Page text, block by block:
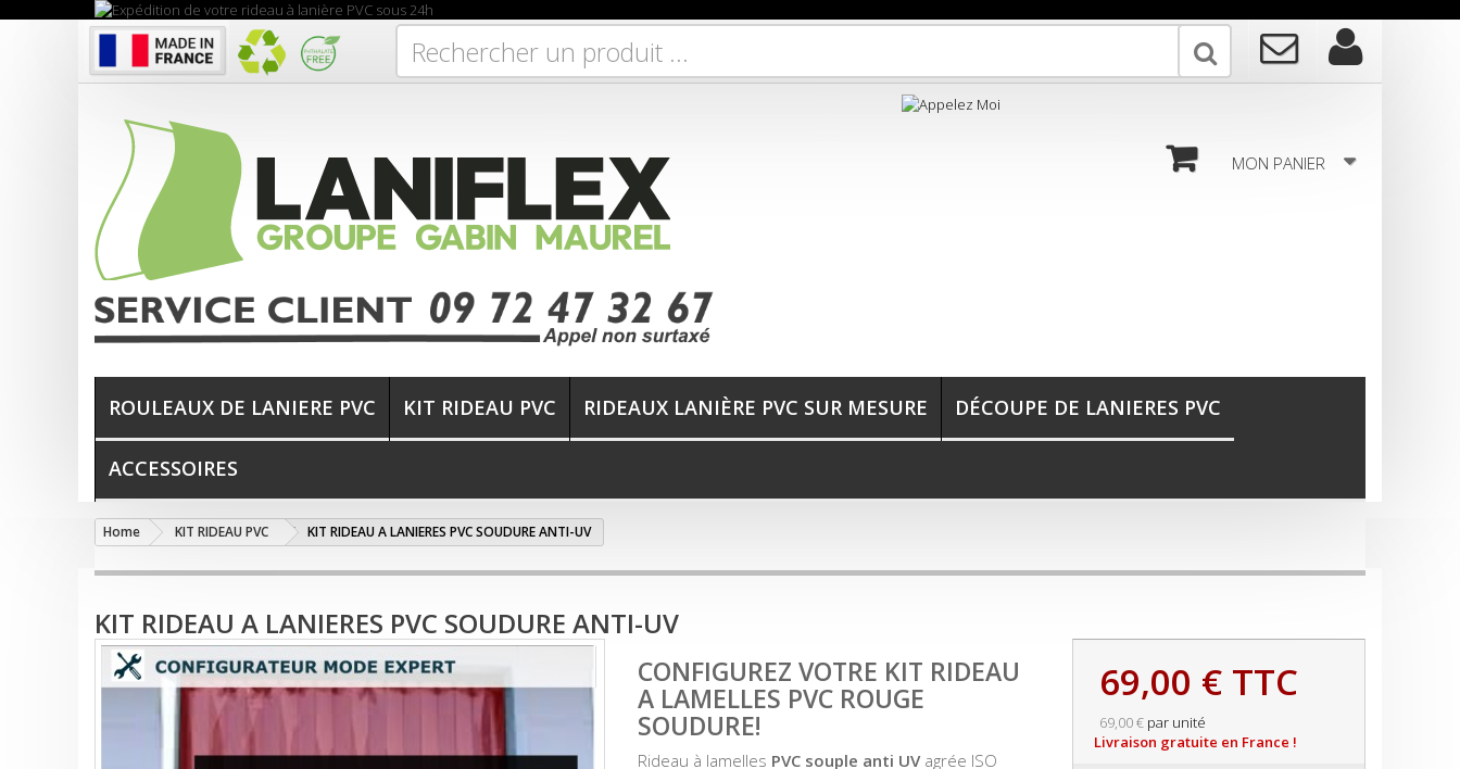
MON PANIER
ROULEAUX DE LANIERE PVC KIT RIDEAU PVC RIDEAUX LANIÈRE PVC SUR MESURE DÉCOUPE DE LANIERES PVC
ACCESSOIRES
Home KIT RIDEAU PVC KIT RIDEAU A LANIERES PVC SOUDURE ANTI-UV
KIT RIDEAU A LANIERES PVC SOUDURE ANTI-UV
CONFIGUREZ VOTRE KIT RIDEAU
A LAMELLES PVC ROUGE
SOUDURE!
Rideau à lamelles PVC souple anti UVagrée ISO
69,00 €TTC
69,00 €par unité
Livraison gratuite en France !